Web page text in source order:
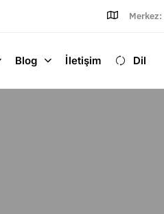
Merkez:
Blog İletişim Dil